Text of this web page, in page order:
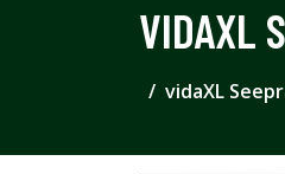
VIDAXL
vidaXL